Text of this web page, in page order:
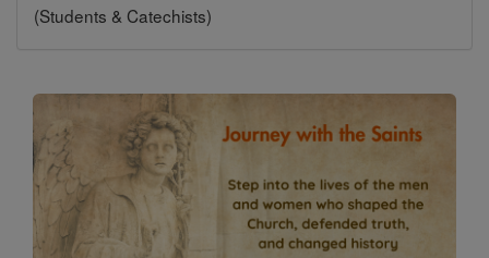
(Students & Catechists)